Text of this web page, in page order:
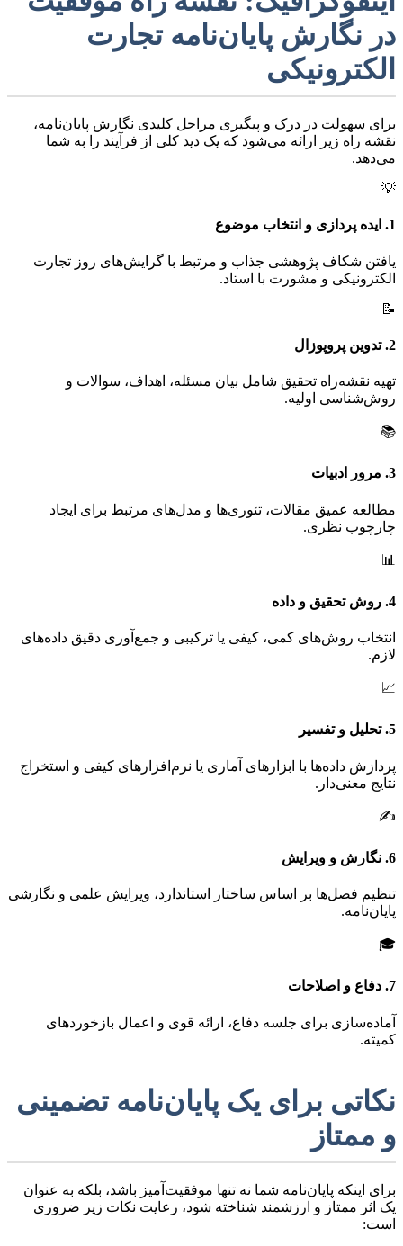
در نگارش پایان‌نامه تجارت
الکترونیکی
برای سهولت در درک و پیگیری مراحل کلیدی نگارش پایان‌نامه،
نقشه راه زیر ارائه می‌شود که یک دید کلی از فرآیند را به شما
می‌دهد.
💡
1. ایده پردازی و انتخاب موضوع
یافتن شکاف پژوهشی جذاب و مرتبط با گرایش‌های روز تجارت
الکترونیکی و مشورت با استاد.
📝
2. تدوین پروپوزال
تهیه نقشه‌راه تحقیق شامل بیان مسئله، اهداف، سوالات و
روش‌شناسی اولیه.
📚
3. مرور ادبیات
مطالعه عمیق مقالات، تئوری‌ها و مدل‌های مرتبط برای ایجاد
چارچوب نظری.
📊
4. روش تحقیق و داده
انتخاب روش‌های کمی، کیفی یا ترکیبی و جمع‌آوری دقیق داده‌های
لازم.
📈
5. تحلیل و تفسیر
پردازش داده‌ها با ابزارهای آماری یا نرم‌افزارهای کیفی و استخراج
نتایج معنی‌دار.
✍️
6. نگارش و ویرایش
تنظیم فصل‌ها بر اساس ساختار استاندارد، ویرایش علمی و نگارشی
پایان‌نامه.
🎓
7. دفاع و اصلاحات
آماده‌سازی برای جلسه دفاع، ارائه قوی و اعمال بازخوردهای
کمیته.
نکاتی برای یک پایان‌نامه تضمینی
و ممتاز
برای اینکه پایان‌نامه شما نه تنها موفقیت‌آمیز باشد، بلکه به عنوان
یک اثر ممتاز و ارزشمند شناخته شود، رعایت نکات زیر ضروری
است: